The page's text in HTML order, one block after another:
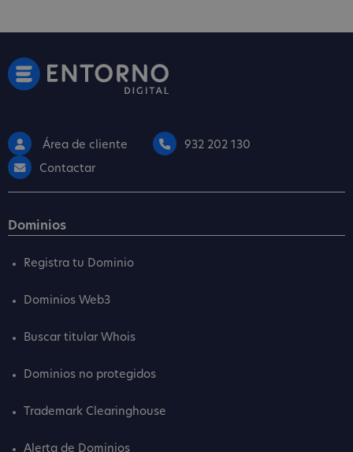
Área de cliente
932 202 130
Contactar
Dominios
Registra tu Dominio
Dominios Web3
Buscar titular Whois
Dominios no protegidos
Trademark Clearinghouse
Alerta de Dominios